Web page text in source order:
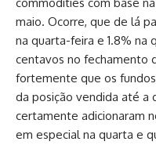
maio. Ocorre, que de lá
na quarta-feira e 1.8%
centavos no fechamento
fortemente que os
da posição vendida até a
certamente adicionaram
em especial na quarta e